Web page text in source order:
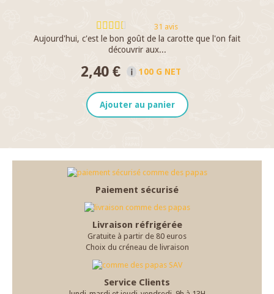
31 avis
Aujourd'hui, c'est le bon goût de la carotte que l'on fait
découvrir aux...
2,40 € 100 G NET
Ajouter au panier
Paiement sécurisé
Livraison réfrigérée
Gratuite à partir de 80 euros
Choix du créneau de livraison
Service Clients